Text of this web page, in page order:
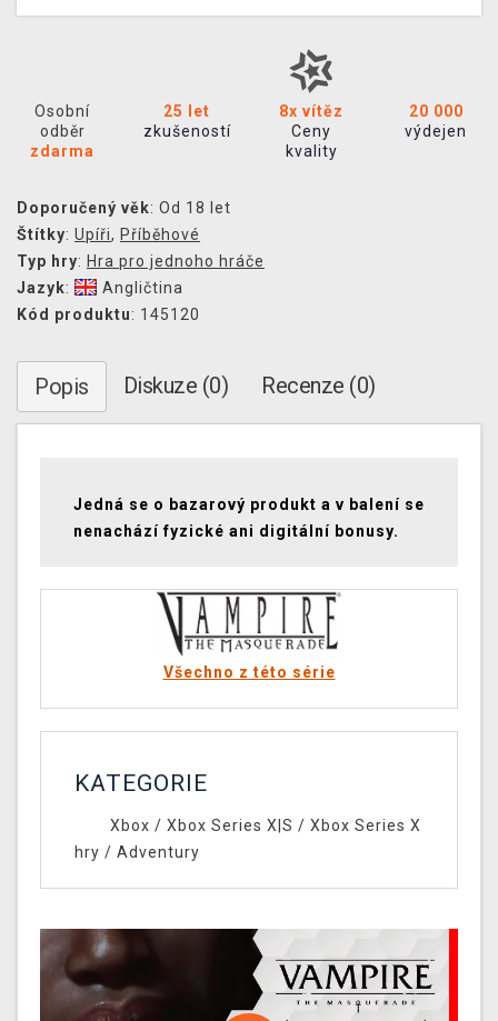
Osobní
odběr
zdarma
25 let
zkušeností
8x vítěz
Ceny
kvality
20 000
výdejen
Doporučený věk: Od 18 let
Štítky: Upíři, Příběhové
Typ hry: Hra pro jednoho hráče
Jazyk:
Angličtina
Kód produktu: 145120
Popis Diskuze (0) Recenze (0)
Jedná se o bazarový produkt a v balení se
nenachází fyzické ani digitální bonusy.
Všechno z této série
KATEGORIE
Xbox / Xbox Series X|S / Xbox Series X
hry / Adventury